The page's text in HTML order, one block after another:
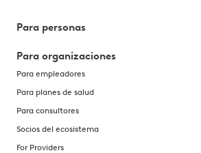
Para personas
Para organizaciones
Para empleadores
Para planes de salud
Para consultores
Socios del ecosistema
For Providers